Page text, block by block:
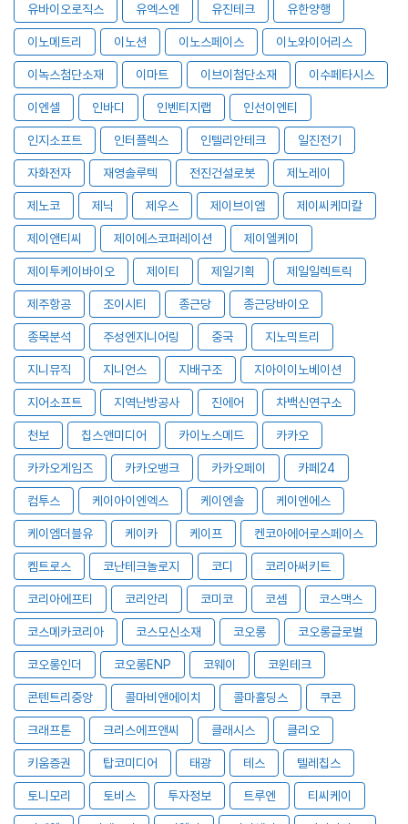
유바이오로직스 유엑스엔 유진테크 유한양행
이노메트리 이노션 이노스페이스 이노와이어리스
이녹스첨단소재 이마트 이브이첨단소재 이수페타시스
이엔셀 인바디 인벤티지랩 인선이엔티
인지소프트 인터플렉스 인텔리안테크 일진전기
자화전자 재영솔루텍 전진건설로봇 제노레이
제노코 제닉 제우스 제이브이엠 제이씨케미칼
제이앤티씨 제이에스코퍼레이션 제이엘케이
제이투케이바이오 제이티 제일기획 제일일렉트릭
제주항공 조이시티 종근당 종근당바이오
종목분석 주성엔지니어링 중국 지노믹트리
지니뮤직 지니언스 지배구조 지아이이노베이션
지어소프트 지역난방공사 진에어 차백신연구소
천보 칩스앤미디어 카이노스메드 카카오
카카오게임즈 카카오뱅크 카카오페이 카페24
컴투스 케이아이엔엑스 케이엔솔 케이엔에스
케이엠더블유 케이카 케이프 켄코아에어로스페이스
켐트로스 코난테크놀로지 코디 코리아써키트
코리아에프티 코리안리 코미코 코셈 코스맥스
코스메카코리아 코스모신소재 코오롱 코오롱글로벌
코오롱인더 코오롱ENP 코웨이 코윈테크
콘텐트리중앙 콜마비앤에이치 콜마홀딩스 쿠콘
크래프톤 크리스에프앤씨 클래시스 클리오
키움증권 탑코미디어 태광 테스 텔레칩스
토니모리 토비스 투자정보 트루엔 티씨케이